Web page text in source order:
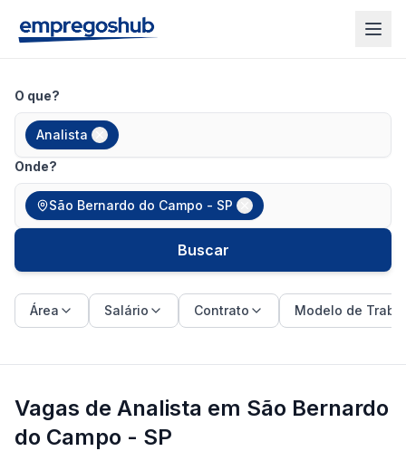
O que?
Analista
Onde?
São Bernardo do Campo - SP
Buscar
Área Salário Contrato Modelo de
Vagas de Analista em São Bernardo
do Campo - SP